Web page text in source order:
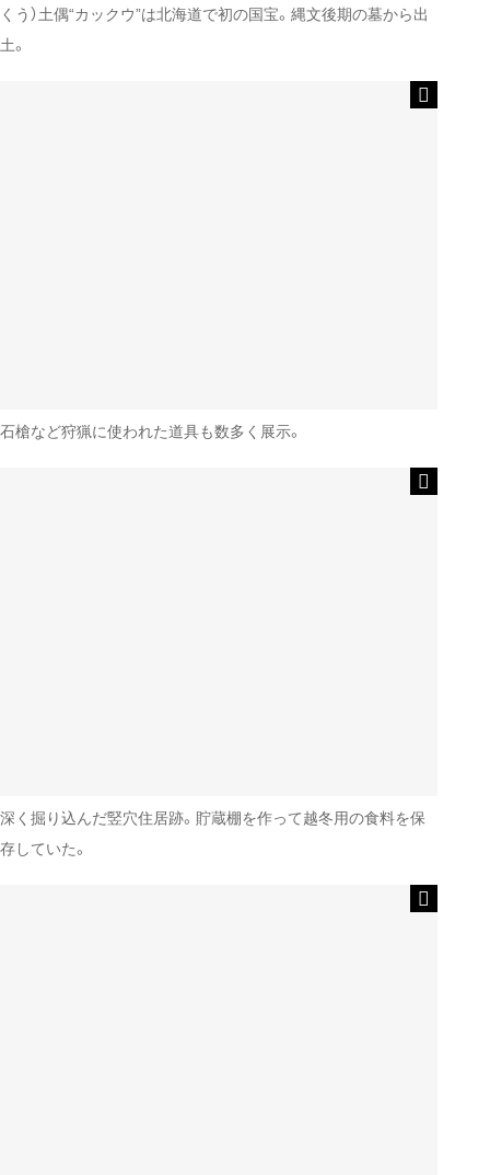
くう）土偶“カックウ”は北海道で初の国宝。縄文後期の墓から出
土。
石槍など狩猟に使われた道具も数多く展示。
深く掘り込んだ竪穴住居跡。貯蔵棚を作って越冬用の食料を保
存していた。